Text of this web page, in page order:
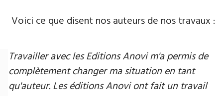
Voici ce que disent nos auteurs de nos travaux :
Travailler avec les Editions Anovi m'a permis de
complètement changer ma situation en tant
qu'auteur. Les éditions Anovi ont fait un travail